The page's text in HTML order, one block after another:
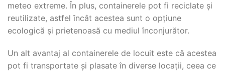
meteo extreme. În plus, containerele pot fi reciclate și
reutilizate, astfel încât acestea sunt o opțiune
ecologică și prietenoasă cu mediul înconjurător.
Un alt avantaj al containerele de locuit este că acestea
pot fi transportate și plasate în diverse locații, ceea ce